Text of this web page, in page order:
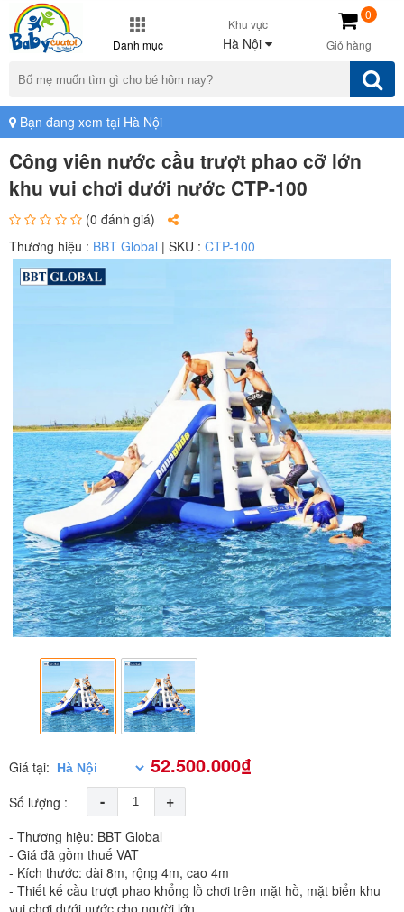
Danh mục
Khu vực
Hà Nội Giỏ hàng
0
Bạn đang xem tại Hà Nội
Công viên nước cầu trượt phao cỡ lớn
khu vui chơi dưới nước CTP-100
(0 đánh giá)
Thương hiệu : BBT Global | SKU : CTP-100
Giá tại: 52.500.000₫
Số lượng : - +
- Thương hiệu: BBT Global
- Giá đã gồm thuế VAT
- Kích thước: dài 8m, rộng 4m, cao 4m
- Thiết kế cầu trượt phao khổng lồ chơi trên mặt hồ, mặt biển khu
vui chơi dưới nước cho người lớn